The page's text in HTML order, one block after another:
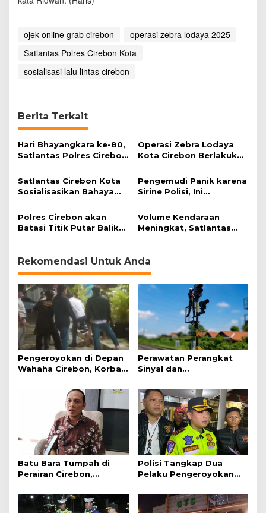
ojek online grab cirebon
operasi zebra lodaya 2025
Satlantas Polres Cirebon Kota
sosialisasi lalu lintas cirebon
Berita Terkait
Hari Bhayangkara ke-80,
Satlantas Polres Cirebon
Operasi Zebra Lodaya
Kota Cirebon Berlakukan
Elektronik
Satlantas Cirebon Kota
Sosialisasikan Bahaya
Pengemudi Panik karena
Sirine Polisi, Ini
Cirebon Kota
Polres Cirebon akan
Batasi Titik Putar Balik
Volume Kendaraan
Meningkat, Satlantas
Rekomendasi Untuk Anda
Pengeroyokan di Depan
Wahaha Cirebon, Korban
Perawatan Perangkat
Sinyal dan
Perjalanan Kereta Api
Batu Bara Tumpah di
Perairan Cirebon,
Hijau
Polisi Tangkap Dua
Pelaku Pengeroyokan